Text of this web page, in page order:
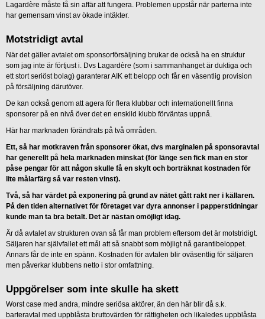
Lagardère måste få sin affär att fungera. Problemen uppstår när parterna inte
har gemensam vinst av ökade intäkter.
Motstridigt avtal
När det gäller avtalet om sponsorförsäljning brukar de också ha en struktur
som jag inte är förtjust i. Dvs Lagardère (som i sammanhanget är duktiga och
ett stort seriöst bolag) garanterar AIK ett belopp och får en väsentlig provision
på försäljning därutöver.
De kan också genom att agera för flera klubbar och internationellt finna
sponsorer på en nivå över det en enskild klubb förväntas uppnå.
Här har marknaden förändrats på två områden.
Ett, så har motkraven från sponsorer ökat, dvs marginalen på sponsoravtal
har generellt på hela marknaden minskat (för länge sen fick man en stor
påse pengar för att någon skulle få en skylt och borträknat kostnaden för
lite målarfärg så var resten vinst).
Två, så har värdet på exponering på grund av nätet gått rakt ner i källaren.
På den tiden alternativet för företaget var dyra annonser i papperstidningar
kunde man ta bra betalt. Det är nästan omöjligt idag.
Är då avtalet av strukturen ovan så får man problem eftersom det är motstridigt.
Säljaren har självfallet ett mål att så snabbt som möjligt nå garantibeloppet.
Annars får de inte en spänn. Kostnaden för avtalen blir oväsentlig för säljaren
men påverkar klubbens netto i stor omfattning.
Uppgörelser som inte skulle ha skett
Worst case med andra, mindre seriösa aktörer, än den här blir då s.k.
barteravtal med uppblåsta bruttovärden för rättigheten och likaledes uppblåsta